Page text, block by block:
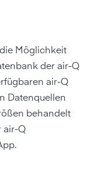
Möglichkeit
der air-Q
air-Q
Datenquellen
behandelt
air-Q